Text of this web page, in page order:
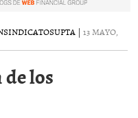
SINDICATOSUPTA | 13 MAYO,
los